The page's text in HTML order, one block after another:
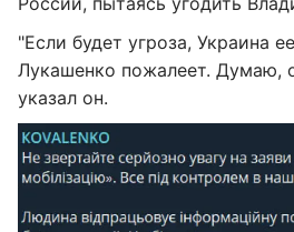
"Если будет угроза, Украина
Лукашенко пожалеет. Думаю,
указал он.